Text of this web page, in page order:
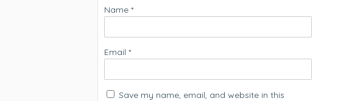
Name *
Email *
Save my name, email, and website in this